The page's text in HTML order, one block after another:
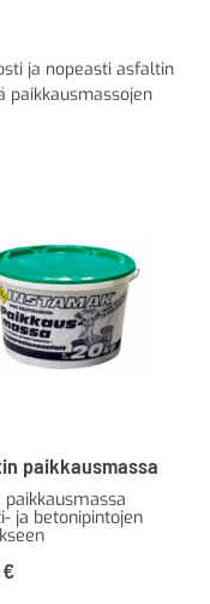
ja nopeasti asfaltin
paikkausmassojen
paikkausmassa
paikkausmassa
ja betonipintojen
€